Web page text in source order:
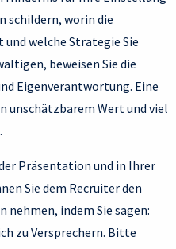
schildern, worin die
welche Strategie Sie
beweisen Sie die
Eigenverantwortung. Eine
unschätzbarem Wert und viel
Präsentation und in Ihrer
Sie dem Recruiter den
nehmen, indem Sie sagen:
zu Versprechern. Bitte